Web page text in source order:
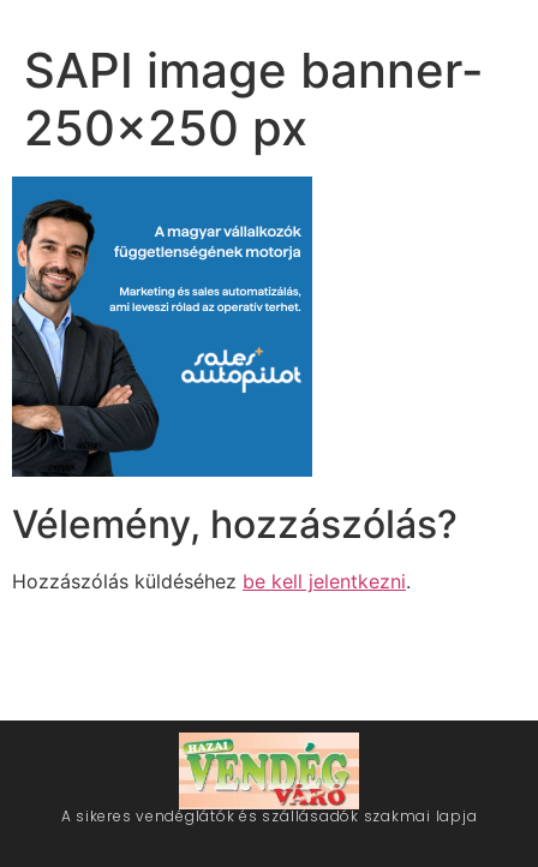
SAPI image banner-
250×250 px
Vélemény, hozzászólás?
Hozzászólás küldéséhez be kell jelentkezni.
A sikeres vendéglátók és szállásadók szakmai lapja